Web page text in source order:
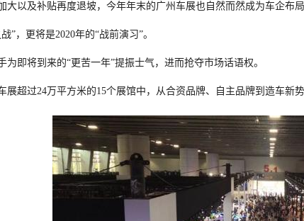
大以及补贴再度退坡，今年年末的广州车展也自然而然成为车企布
”，更将是2020年的“战前演习”。
即将到来的“更苦一年”提振士气，进而抢夺市场话语权。
展超过24万平方米的15个展馆中，从合资品牌、自主品牌到造车新